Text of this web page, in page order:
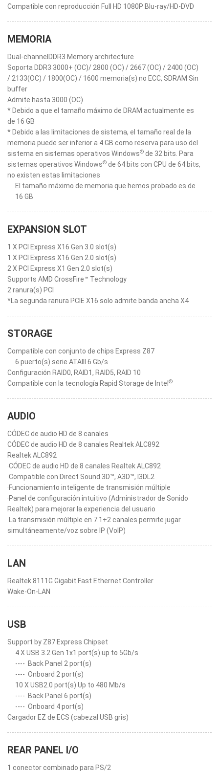
Compatible con reproducción Full HD 1080P Blu-ray/HD-DVD
MEMORIA
Dual-channelDDR3 Memory architecture
Soporta DDR3 3000+ (OC)/ 2800 (OC) / 2667 (OC) / 2400 (OC)
/ 2133(OC) / 1800(OC) / 1600 memoria(s) no ECC, SDRAM Sin
buffer
Admite hasta 3000 (OC)
* Debido a que el tamaño máximo de DRAM actualmente es
de 16 GB
* Debido a las limitaciones de sistema, el tamaño real de la
memoria puede ser inferior a 4 GB como reserva para uso del
sistema en sistemas operativos Windows® de 32 bits. Para
sistemas operativos Windows® de 64 bits con CPU de 64 bits,
no existen estas limitaciones
El tamaño máximo de memoria que hemos probado es de
16 GB
EXPANSION SLOT
1 X PCI Express X16 Gen 3.0 slot(s)
1 X PCI Express X16 Gen 2.0 slot(s)
2 X PCI Express X1 Gen 2.0 slot(s)
Supports AMD CrossFire™ Technology
2 ranura(s) PCI
*La segunda ranura PCIE X16 solo admite banda ancha X4
STORAGE
Compatible con conjunto de chips Express Z87
6 puerto(s) serie ATAIII 6 Gb/s
Configuración RAID0, RAID1, RAID5, RAID 10
Compatible con la tecnología Rapid Storage de Intel ®
AUDIO
CÓDEC de audio HD de 8 canales
CÓDEC de audio HD de 8 canales Realtek ALC892
Realtek ALC892
‧CÓDEC de audio HD de 8 canales Realtek ALC892
‧Compatible con Direct Sound 3D™, A3D™, I3DL2
‧Funcionamiento inteligente de transmisión múltiple
‧Panel de configuración intuitivo (Administrador de Sonido
Realtek) para mejorar la experiencia del usuario
‧La transmisión múltiple en 7.1+2 canales permite jugar
simultáneamente/voz sobre IP (VoIP)
LAN
Realtek 8111G Gigabit Fast Ethernet Controller
Wake-On-LAN
USB
Support by Z87 Express Chipset
4 X USB 3.2 Gen 1x1 port(s) up to 5Gb/s
---- Back Panel 2 port(s)
---- Onboard 2 port(s)
10 X USB2.0 port(s) Up to 480 Mb/s
---- Back Panel 6 port(s)
---- Onboard 4 port(s)
Cargador EZ de ECS (cabezal USB gris)
REAR PANEL I/O
1 conector combinado para PS/2